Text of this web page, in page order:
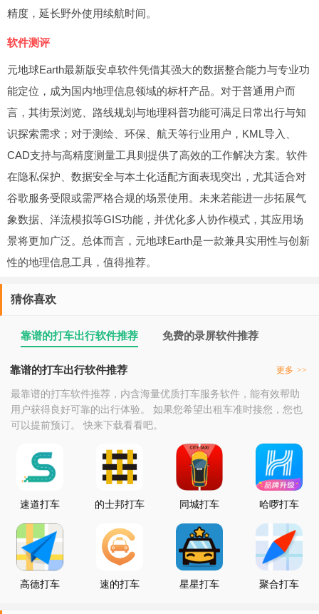
精度，延长野外使用续航时间。
软件测评
元地球Earth最新版安卓软件凭借其强大的数据整合能力与专业功
能定位，成为国内地理信息领域的标杆产品。对于普通用户而
言，其街景浏览、路线规划与地理科普功能可满足日常出行与知
识探索需求；对于测绘、环保、航天等行业用户，KML导入、
CAD支持与高精度测量工具则提供了高效的工作解决方案。软件
在隐私保护、数据安全与本土化适配方面表现突出，尤其适合对
谷歌服务受限或需严格合规的场景使用。未来若能进一步拓展气
象数据、洋流模拟等GIS功能，并优化多人协作模式，其应用场
景将更加广泛。总体而言，元地球Earth是一款兼具实用性与创新
性的地理信息工具，值得推荐。
猜你喜欢
靠谱的打车出行软件推荐 免费的录屏软件推荐
靠谱的打车出行软件推荐 更多 >>
最靠谱的打车软件推荐，内含海量优质打车服务软件，能有效帮助
用户获得良好可靠的出行体验。 如果您希望出租车准时接您，您也
可以提前预订。 快来下载看看吧。
速道打车 的士邦打车 同城打车 哈啰打车
高德打车 速的打车 星星打车 聚合打车